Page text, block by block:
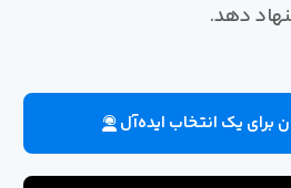
دهد.
برای یک انتخاب ایده‌آل